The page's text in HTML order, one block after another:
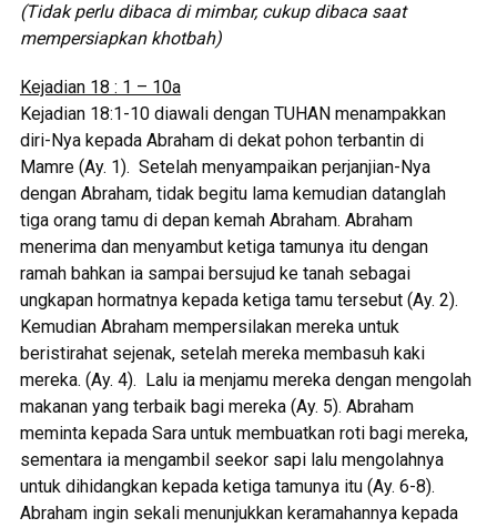
(Tidak perlu dibaca di mimbar, cukup dibaca saat
mempersiapkan khotbah)
Kejadian 18 : 1 – 10a
Kejadian 18:1-10 diawali dengan TUHAN menampakkan
diri-Nya kepada Abraham di dekat pohon terbantin di
Mamre (Ay. 1). Setelah menyampaikan perjanjian-Nya
dengan Abraham, tidak begitu lama kemudian datanglah
tiga orang tamu di depan kemah Abraham. Abraham
menerima dan menyambut ketiga tamunya itu dengan
ramah bahkan ia sampai bersujud ke tanah sebagai
ungkapan hormatnya kepada ketiga tamu tersebut (Ay. 2).
Kemudian Abraham mempersilakan mereka untuk
beristirahat sejenak, setelah mereka membasuh kaki
mereka. (Ay. 4). Lalu ia menjamu mereka dengan mengolah
makanan yang terbaik bagi mereka (Ay. 5). Abraham
meminta kepada Sara untuk membuatkan roti bagi mereka,
sementara ia mengambil seekor sapi lalu mengolahnya
untuk dihidangkan kepada ketiga tamunya itu (Ay. 6-8).
Abraham ingin sekali menunjukkan keramahannya kepada